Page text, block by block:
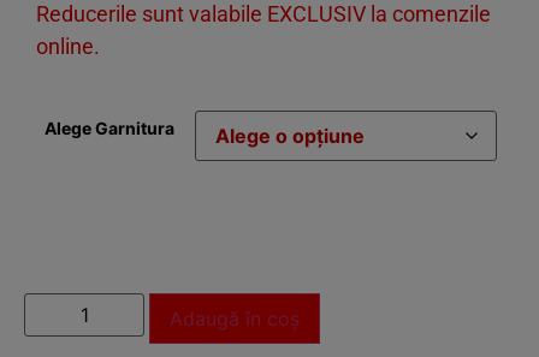
Reducerile sunt valabile EXCLUSIV la comenzile
online.
Alege Garnitura
Adaugă în coș